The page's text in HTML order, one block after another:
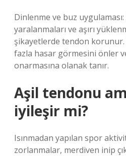
Dinlenme ve buz
yaralanmaları ve aşırı
şikayetlerde tendon
fazla hasar görmesini önler
onarmasına olanak tanır.
Aşil tendonu
iyileşir mi?
Isınmadan yapılan spor
zorlanmalar, merdiven inip